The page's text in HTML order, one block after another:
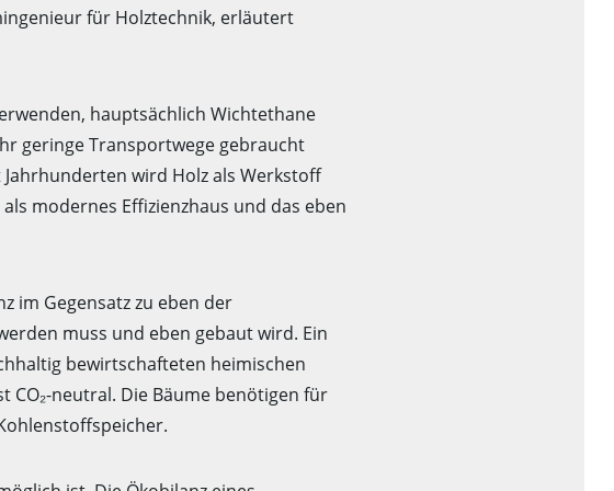
für Holztechnik, erläutert
hauptsächlich Wichtethane
geringe Transportwege gebraucht
wird Holz als Werkstoff
modernes Effizienzhaus und das eben
im Gegensatz zu eben der
muss und eben gebaut wird. Ein
bewirtschafteten heimischen
CO₂-neutral. Die Bäume benötigen für